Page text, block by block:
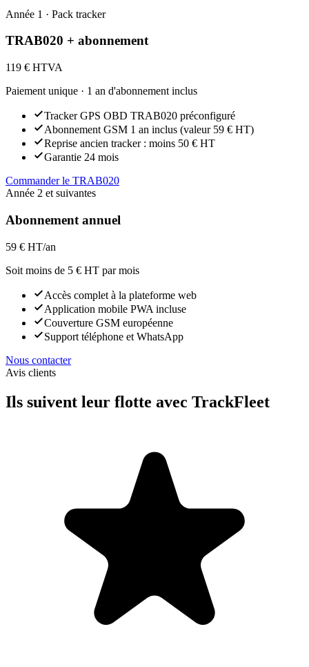
Année 1 · Pack tracker
TRAB020 + abonnement
119 € HTVA
Paiement unique · 1 an d'abonnement inclus
Tracker GPS OBD TRAB020 préconfiguré
Abonnement GSM 1 an inclus (valeur 59 € HT)
Reprise ancien tracker : moins 50 € HT
Garantie 24 mois
Commander le TRAB020
Année 2 et suivantes
Abonnement annuel
59 € HT/an
Soit moins de 5 € HT par mois
Accès complet à la plateforme web
Application mobile PWA incluse
Couverture GSM européenne
Support téléphone et WhatsApp
Nous contacter
Avis clients
Ils suivent leur flotte avec TrackFleet